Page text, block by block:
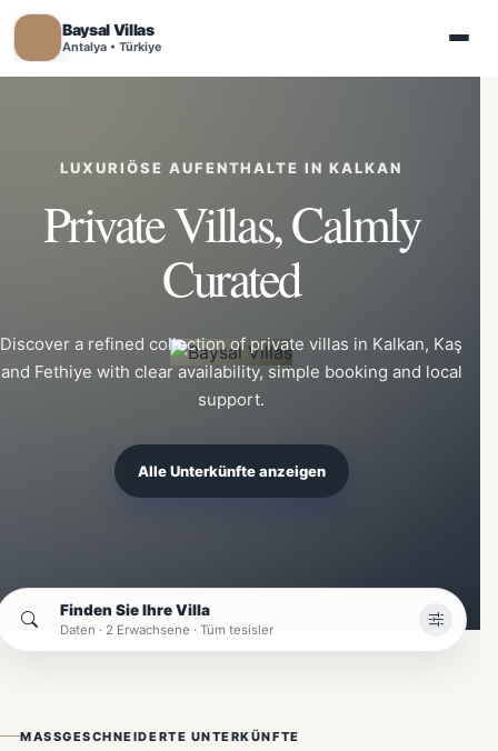
Baysal Villas
Antalya • Türkiye
LUXURIÖSE AUFENTHALTE IN KALKAN
Private Villas, Calmly
Curated
Discover a refined collection of private villas in Kalkan, Kaş
and Fethiye with clear availability, simple booking and local
support.
Alle Unterkünfte anzeigen
Finden Sie Ihre Villa
Daten · 2 Erwachsene · Tüm tesisler
MASSGESCHNEIDERTE UNTERKÜNFTE